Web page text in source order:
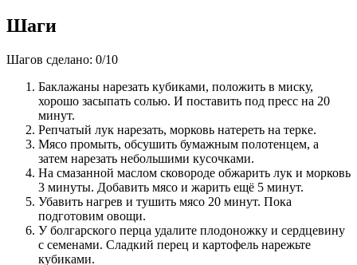
Шаги
Шагов сделано: 0/10
Баклажаны нарезать кубиками, положить в миску,
хорошо засыпать солью. И поставить под пресс на 20
минут.
Репчатый лук нарезать, морковь натереть на терке.
Мясо промыть, обсушить бумажным полотенцем, а
затем нарезать небольшими кусочками.
На смазанной маслом сковороде обжарить лук и морковь
3 минуты. Добавить мясо и жарить ещё 5 минут.
Убавить нагрев и тушить мясо 20 минут. Пока
подготовим овощи.
У болгарского перца удалите плодоножку и сердцевину
с семенами. Сладкий перец и картофель нарежьте
кубиками.